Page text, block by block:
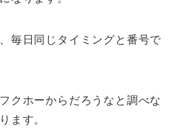
毎日同じタイミングと番号で
クホーからだろうなと調べな
ます。